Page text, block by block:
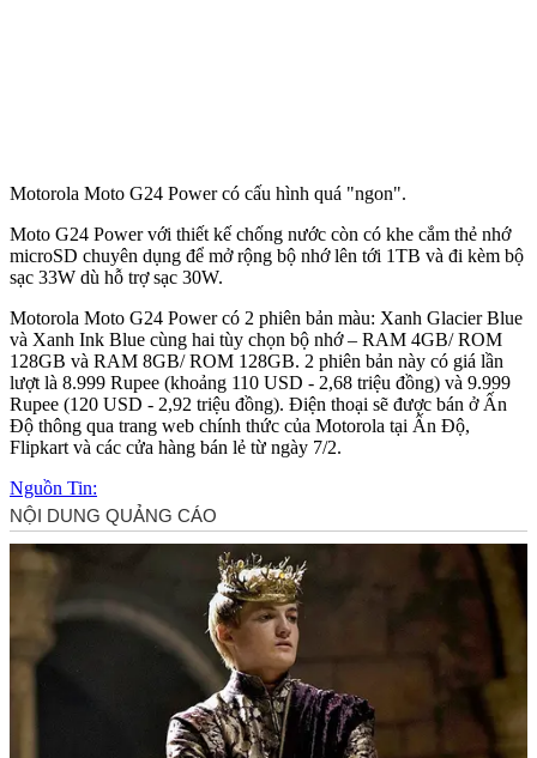
Motorola Moto G24 Power có cấu hình quá "ngon".
Moto G24 Power với thiết kế chống nước còn có khe cắm thẻ nhớ
microSD chuyên dụng để mở rộng bộ nhớ lên tới 1TB và đi kèm bộ
sạc 33W dù hỗ trợ sạc 30W.
Motorola Moto G24 Power có 2 phiên bản màu: Xanh Glacier Blue
và Xanh Ink Blue cùng hai tùy chọn bộ nhớ – RAM 4GB/ ROM
128GB và RAM 8GB/ ROM 128GB. 2 phiên bản này có giá lần
lượt là 8.999 Rupee (khoảng 110 USD - 2,68 triệu đồng) và 9.999
Rupee (120 USD - 2,92 triệu đồng). Điện thoại sẽ được bán ở Ấn
Độ thông qua trang web chính thức của Motorola tại Ấn Độ,
Flipkart và các cửa hàng bán lẻ từ ngày 7/2.
Nguồn Tin: